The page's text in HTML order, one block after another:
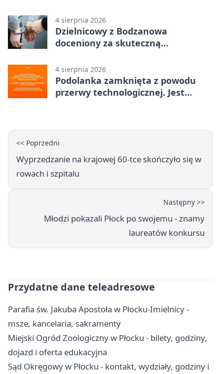
4 sierpnia 2026
Dzielnicowy z Bodzanowa
doceniony za skuteczną
4 sierpnia 2026
Podolanka zamknięta z powodu
przerwy technologicznej. Jest
<< Poprzedni
Wyprzedzanie na krajowej 60-tce skończyło się w
rowach i szpitalu
Następny >>
Młodzi pokazali Płock po swojemu - znamy
laureatów konkursu
Przydatne dane teleadresowe
Parafia św. Jakuba Apostoła w Płocku-Imielnicy -
msze, kancelaria, sakramenty
Miejski Ogród Zoologiczny w Płocku - bilety, godziny,
dojazd i oferta edukacyjna
Sąd Okręgowy w Płocku - kontakt, wydziały, godziny i